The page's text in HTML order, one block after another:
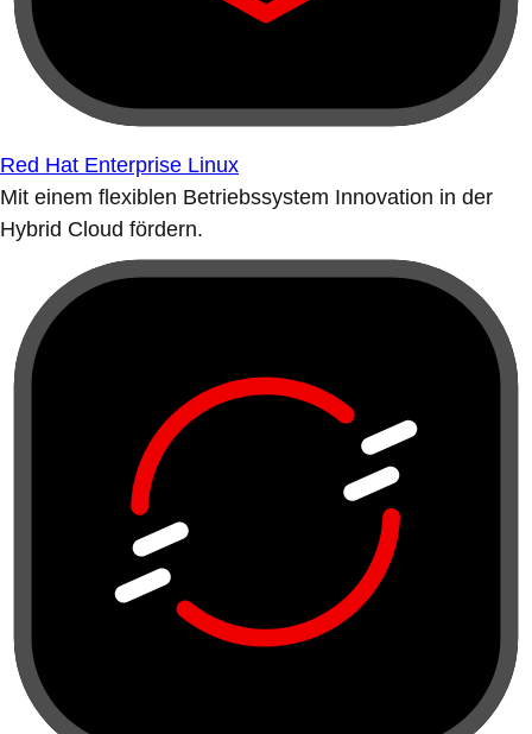
Red Hat Enterprise Linux
Mit einem flexiblen Betriebssystem Innovation in der
Hybrid Cloud fördern.